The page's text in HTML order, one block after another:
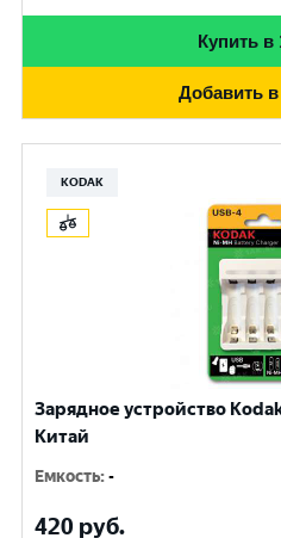
Купить в
Добавить в
KODAK
Зарядное устройство
Китай
Емкость:-
420 руб.